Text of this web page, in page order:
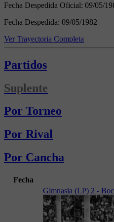
Fecha Despedida Oficial: 09/05/
Fecha Despedida: 09/05/1982
Ver Trayectoria Completa
Partidos
Suplente
Por Torneo
Por Rival
Por Cancha
Fecha
Gimnasia (LP) 2 -